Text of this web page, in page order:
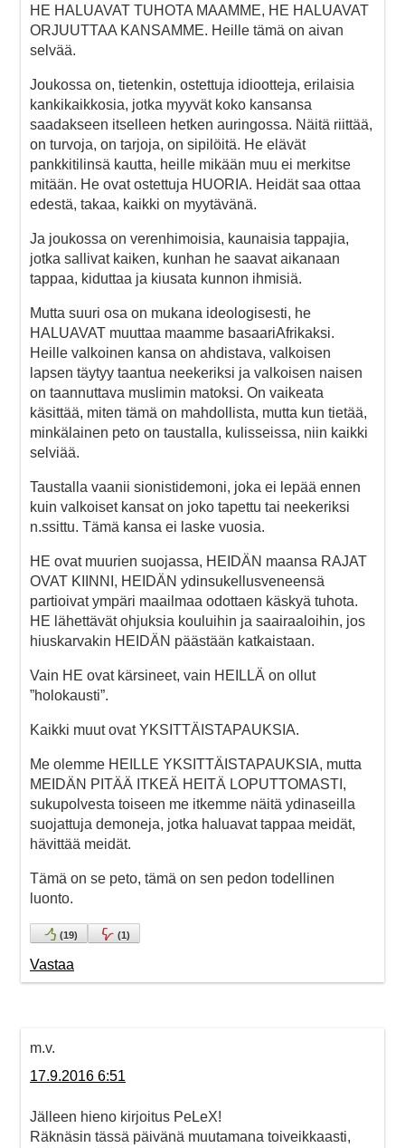
HE HALUAVAT TUHOTA MAAMME, HE HALUAVAT
ORJUUTTAA KANSAMME. Heille tämä on aivan
selvää.
Joukossa on, tietenkin, ostettuja idiootteja, erilaisia
kankikaikkosia, jotka myyvät koko kansansa
saadakseen itselleen hetken auringossa. Näitä riittää,
on turvoja, on tarjoja, on sipilöitä. He elävät
pankkitilinsä kautta, heille mikään muu ei merkitse
mitään. He ovat ostettuja HUORIA. Heidät saa ottaa
edestä, takaa, kaikki on myytävänä.
Ja joukossa on verenhimoisia, kaunaisia tappajia,
jotka sallivat kaiken, kunhan he saavat aikanaan
tappaa, kiduttaa ja kiusata kunnon ihmisiä.
Mutta suuri osa on mukana ideologisesti, he
HALUAVAT muuttaa maamme basaariAfrikaksi.
Heille valkoinen kansa on ahdistava, valkoisen
lapsen täytyy taantua neekeriksi ja valkoisen naisen
on taannuttava muslimin matoksi. On vaikeata
käsittää, miten tämä on mahdollista, mutta kun tietää,
minkälainen peto on taustalla, kulisseissa, niin kaikki
selviää.
Taustalla vaanii sionistidemoni, joka ei lepää ennen
kuin valkoiset kansat on joko tapettu tai neekeriksi
n.ssittu. Tämä kansa ei laske vuosia.
HE ovat muurien suojassa, HEIDÄN maansa RAJAT
OVAT KIINNI, HEIDÄN ydinsukellusveneensä
partioivat ympäri maailmaa odottaen käskyä tuhota.
HE lähettävät ohjuksia kouluihin ja saairaaloihin, jos
hiuskarvakin HEIDÄN päästään katkaistaan.
Vain HE ovat kärsineet, vain HEILLÄ on ollut
”holokausti”.
Kaikki muut ovat YKSITTÄISTAPAUKSIA.
Me olemme HEILLE YKSITTÄISTAPAUKSIA, mutta
MEIDÄN PITÄÄ ITKEÄ HEITÄ LOPUTTOMASTI,
sukupolvesta toiseen me itkemme näitä ydinaseilla
suojattuja demoneja, jotka haluavat tappaa meidät,
hävittää meidät.
Tämä on se peto, tämä on sen pedon todellinen
luonto.
(19) (1)
Vastaa
m.v.
17.9.2016 6:51
Jälleen hieno kirjoitus PeLeX!
Räknäsin tässä päivänä muutamana toiveikkaasti,